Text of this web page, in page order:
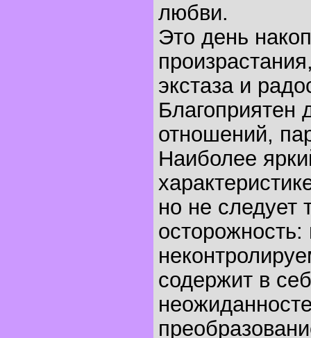
любви.
Это день
экстаза и
Благоприятен
отношений,
Наиболее
но не следует
осторожность:
содержит в